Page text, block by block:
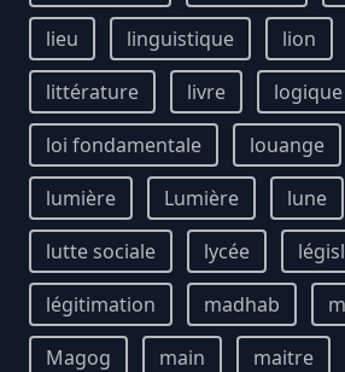
lieu
linguistique lion
littérature
livre logique
loi fondamentale
louange
lumière
Lumière lune
lutte sociale
lycée
légitimation
madhab
Magog
main maitre